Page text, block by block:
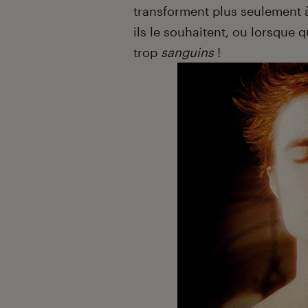
transforment plus seulement
ils le souhaitent, ou lorsque
trop sanguins!